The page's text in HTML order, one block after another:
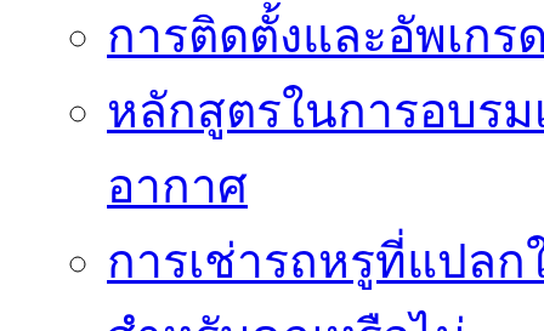
การติดตั้งและอัพเกรด
หลักสูตรในการอบร
อากาศ
การเช่ารถหรูที่แปลก